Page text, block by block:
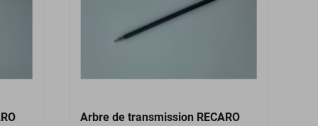
Arbre de transmission RECARO